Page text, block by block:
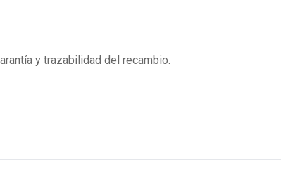
y trazabilidad del recambio.